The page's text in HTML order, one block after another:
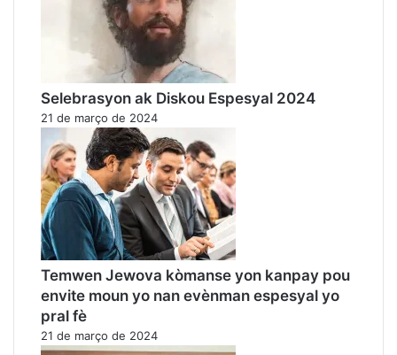
Selebrasyon ak Diskou Espesyal 2024
21 de março de 2024
Temwen Jewova kòmanse yon kanpay pou
envite moun yo nan evènman espesyal yo
pral fè
21 de março de 2024